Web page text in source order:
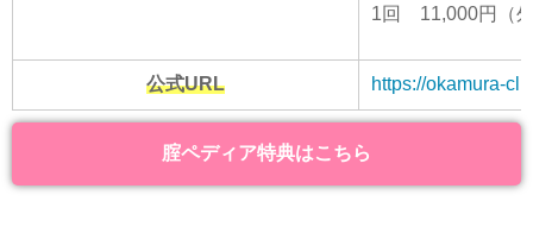
1回 11,000円（
公式URL https://okamura-
腟ペディア特典はこちら